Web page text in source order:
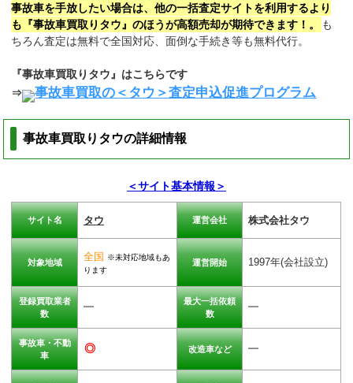
事故車を手放したい場合は、他の一括査定サイトを利用するより
も『事故車買取りタウ』のほうが高額売却が期待できます！。
も
ちろん査定は無料で全国対応、面倒な手続き等も無料代行。
『事故車買取りタウ』はこちらです
⇒
事故車買取の＜タウ＞査定申込促進プログラム
事故車買取りタウの詳細情報
＜サイト基本情報＞
サイト名 タウ 運営会社 株式会社タウ
対象地域 全国
※未対応地域もあ
ります
運営開始 1997年(会社設立)
登録買取業者
数
━
最大一括依頼
数
━
事故車・不動
車
◎ 改造車など ━